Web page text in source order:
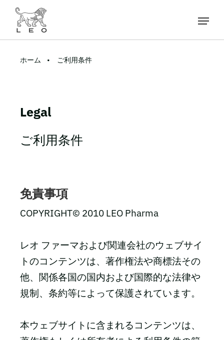
ホーム ご利用条件
Legal
ご利用条件
免責事項
COPYRIGHT© 2010 LEO Pharma
レオ ファーマおよび関連会社のウェブサイ
トのコンテンツは、著作権法や商標法その
他、関係各国の国内および国際的な法律や
規制、条約等によって保護されています。
本ウェブサイトに含まれるコンテンツは、